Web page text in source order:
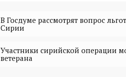
В Госдуме рассмотрят вопрос
Сирии
Участники сирийской операции
ветерана